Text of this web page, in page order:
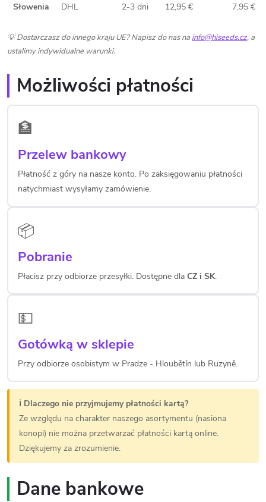
Słowenia DHL 2-3 dni 12,95 € 7,95 €
💡 Dostarczasz do innego kraju UE? Napisz do nas na info@hiseeds.cz, a
ustalimy indywidualne warunki.
Możliwości płatności
🏦
Przelew bankowy
Płatność z góry na nasze konto. Po zaksięgowaniu płatności
natychmiast wysyłamy zamówienie.
📦
Pobranie
Płacisz przy odbiorze przesyłki. Dostępne dla CZ i SK.
💵
Gotówką w sklepie
Przy odbiorze osobistym w Pradze - Hloubětín lub Ruzyně.
ℹ️ Dlaczego nie przyjmujemy płatności kartą?
Ze względu na charakter naszego asortymentu (nasiona
konopi) nie można przetwarzać płatności kartą online.
Dziękujemy za zrozumienie.
Dane bankowe